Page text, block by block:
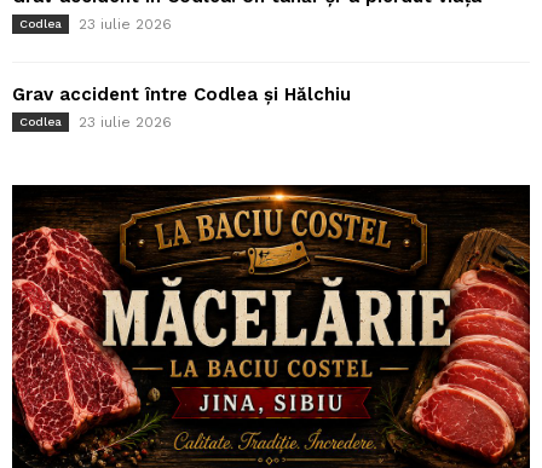
Codlea 23 iulie 2026
Grav accident între Codlea și Hălchiu
Codlea 23 iulie 2026